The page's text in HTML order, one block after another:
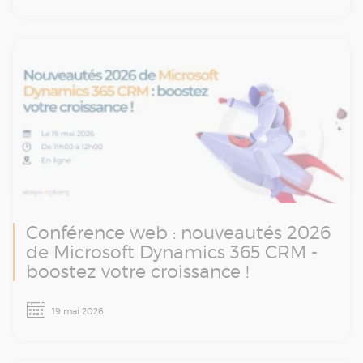
Conférence web : nouveautés 2026
de Microsoft Dynamics 365 CRM -
boostez votre croissance !
Revivez notre conférence web et, en moins
d'une heure, faites le point sur les nouveautés
19 mai 2026